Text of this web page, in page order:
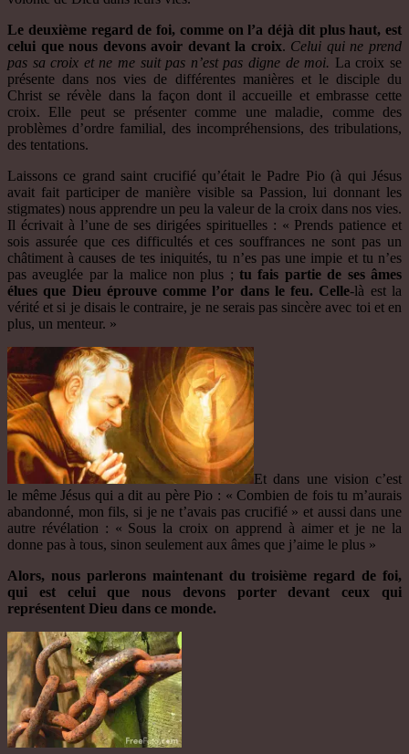
Le deuxième regard de foi, comme on l’a déjà dit plus haut, est
celui que nous devons avoir devant la croix. Celui qui ne prend
pas sa croix et ne me suit pas n’est pas digne de moi. La croix se
présente dans nos vies de différentes manières et le disciple du
Christ se révèle dans la façon dont il accueille et embrasse cette
croix. Elle peut se présenter comme une maladie, comme des
problèmes d’ordre familial, des incompréhensions, des tribulations,
des tentations.
Laissons ce grand saint crucifié qu’était le Padre Pio (à qui Jésus
avait fait participer de manière visible sa Passion, lui donnant les
stigmates) nous apprendre un peu la valeur de la croix dans nos vies.
Il écrivait à l’une de ses dirigées spirituelles : « Prends patience et
sois assurée que ces difficultés et ces souffrances ne sont pas un
châtiment à causes de tes iniquités, tu n’es pas une impie et tu n’es
pas aveuglée par la malice non plus ;tu fais partie de ses âmes
élues que Dieu éprouve comme l’or dans le feu. Celle-là est la
vérité et si je disais le contraire, je ne serais pas sincère avec toi et en
plus, un menteur. »
Et dans une vision c’est
le même Jésus qui a dit au père Pio : « Combien de fois tu m’aurais
abandonné, mon fils, si je ne t’avais pas crucifié » et aussi dans une
autre révélation : « Sous la croix on apprend à aimer et je ne la
donne pas à tous, sinon seulement aux âmes que j’aime le plus »
Alors, nous parlerons maintenant du troisième regard de foi,
qui est celui que nous devons porter devant ceux qui
représentent Dieu dans ce monde.